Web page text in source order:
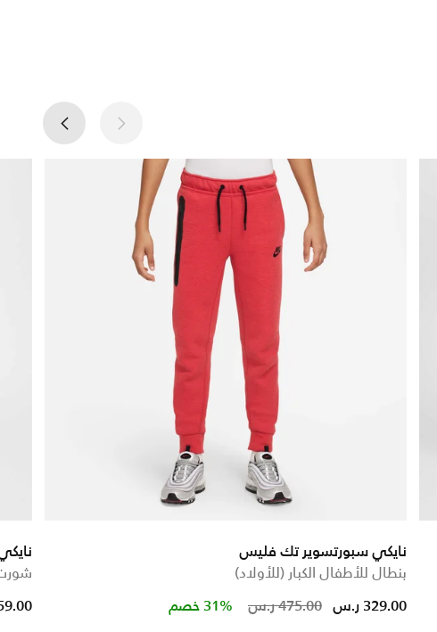
نايكي سبورتسوير تك فليس
بنطال للأطفال الكبار (للأولاد)
Price reduced from475.00 ر.س to329.00 ر.س 31% خصم
شورت
59.00